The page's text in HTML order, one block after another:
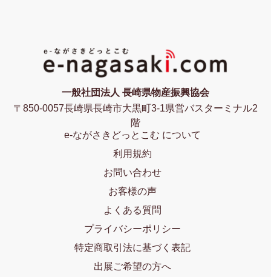
一般社団法人 長崎県物産振興協会
〒850-0057長崎県長崎市大黒町3-1県営バスターミナル2
階
e-ながさきどっとこむ について
利用規約
お問い合わせ
お客様の声
よくある質問
プライバシーポリシー
特定商取引法に基づく表記
出展ご希望の方へ